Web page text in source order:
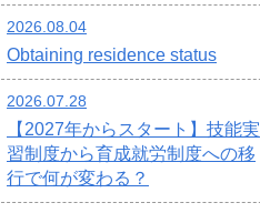
2026.08.04
Obtaining residence status
2026.07.28
【2027年からスタート】技能実
習制度から育成就労制度への移
行で何が変わる？